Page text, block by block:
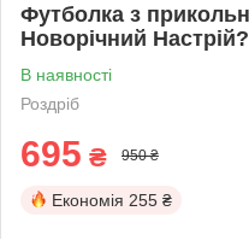
Футболка з
Новорічний
В наявності
Роздріб
695 ₴ 950 ₴
Економія 255 ₴